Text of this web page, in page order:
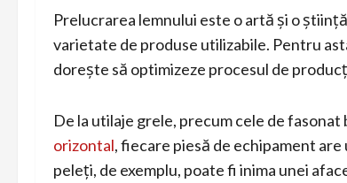
Prelucrarea lemnului este o artă și o
varietate de produse utilizabile. Pentru
dorește să optimizeze procesul de
De la utilaje grele, precum cele de
orizontal, fiecare piesă de echipament
peleți, de exemplu, poate fi inima unei